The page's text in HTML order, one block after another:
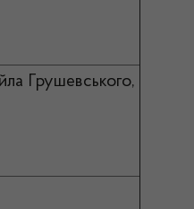
Грушевського,